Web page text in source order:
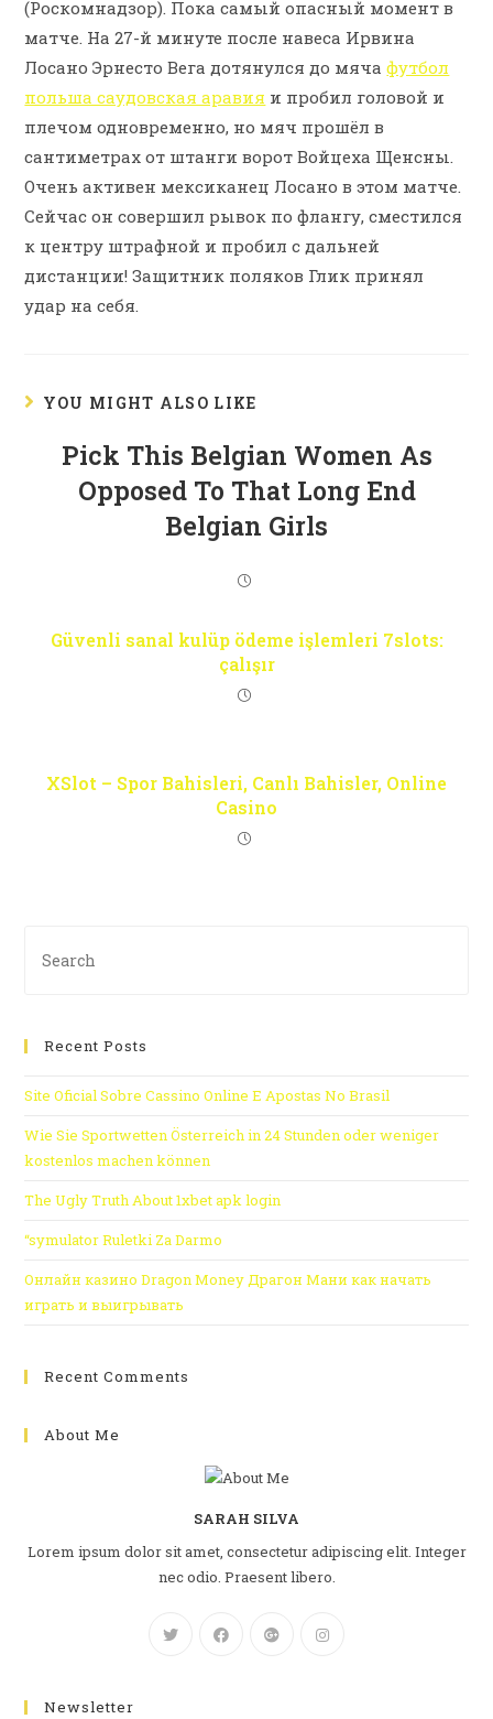
(Роскомнадзор). Пока самый опасный момент в
матче. На 27-й минуте после навеса Ирвина
Лосано Эрнесто Вега дотянулся до мячафутбол
польша саудовская аравия и пробил головой и
плечом одновременно, но мяч прошёл в
сантиметрах от штанги ворот Войцеха Щенсны.
Очень активен мексиканец Лосано в этом матче.
Сейчас он совершил рывок по флангу, сместился
к центру штрафной и пробил с дальней
дистанции! Защитник поляков Глик принял
удар на себя.
YOU MIGHT ALSO LIKE
Pick This Belgian Women As
Opposed To That Long End
Belgian Girls
Güvenli sanal kulüp ödeme işlemleri 7slots:
çalışır
XSlot – Spor Bahisleri, Canlı Bahisler, Online
Casino
Recent Posts
Site Oficial Sobre Cassino Online E Apostas No Brasil
Wie Sie Sportwetten Österreich in 24 Stunden oder weniger
kostenlos machen können
The Ugly Truth About 1xbet apk login
“symulator Ruletki Za Darmo
Онлайн казино Dragon Money Драгон Мани как начать
играть и выигрывать
Recent Comments
About Me
SARAH SILVA
Lorem ipsum dolor sit amet, consectetur adipiscing elit. Integer
nec odio. Praesent libero.
Newsletter